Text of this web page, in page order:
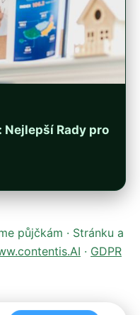
Rady pro
půjčkám · Stránku a
· GDPR